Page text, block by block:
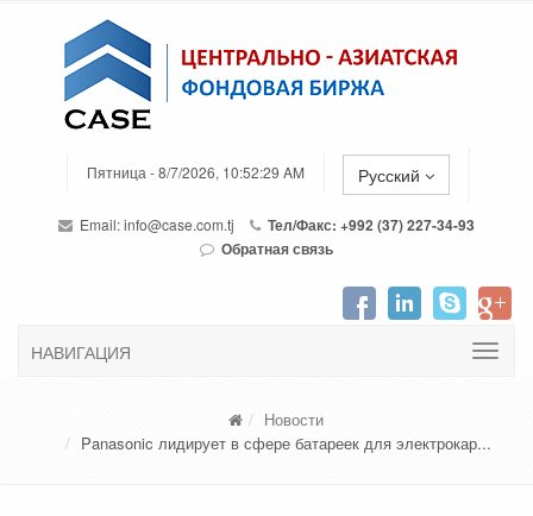
Пятница - 8/7/2026, 10:52:29 AM Русский
Email:info@case.com.tj
Тел/Факс: +992 (37) 227-34-93
Обратная связь
НАВИГАЦИЯ
Новости
Panasonic лидирует в сфере батареек для электрокар...